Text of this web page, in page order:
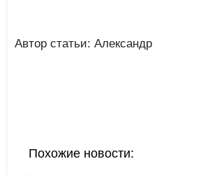
Автор статьи: Александр
Похожие новости: